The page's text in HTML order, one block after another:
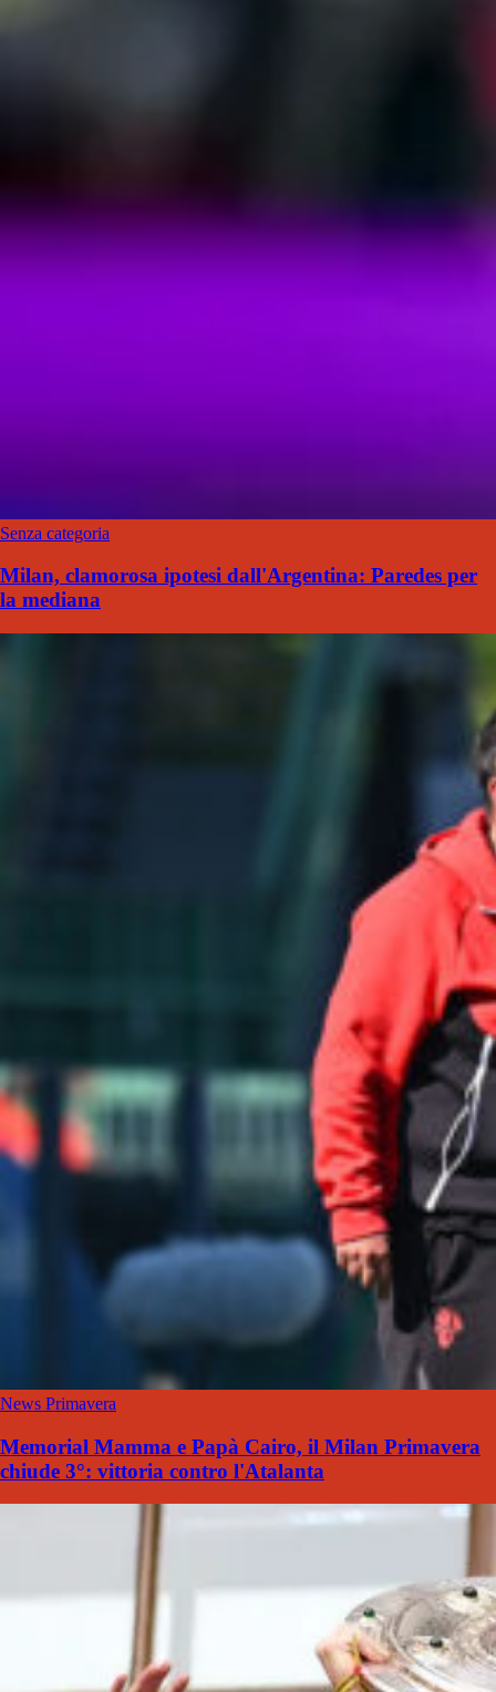
Senza categoria
Milan, clamorosa ipotesi dall'Argentina: Paredes per
la mediana
News Primavera
Memorial Mamma e Papà Cairo, il Milan Primavera
chiude 3°: vittoria contro l'Atalanta